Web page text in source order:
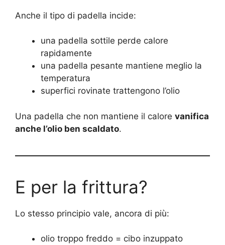
Anche il tipo di padella incide:
una padella sottile perde calore
rapidamente
una padella pesante mantiene meglio la
temperatura
superfici rovinate trattengono l’olio
Una padella che non mantiene il calore vanifica
anche l’olio ben scaldato.
E per la frittura?
Lo stesso principio vale, ancora di più:
olio troppo freddo = cibo inzuppato